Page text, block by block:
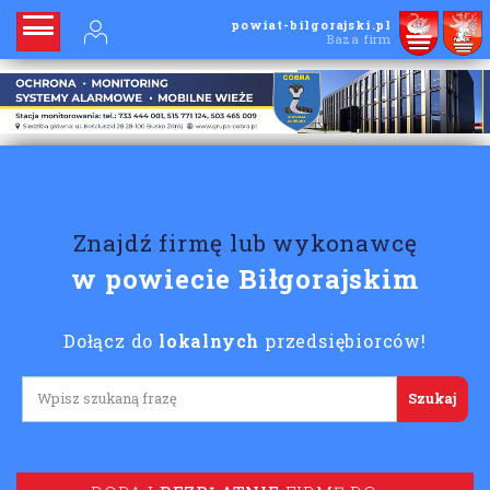
powiat-bilgorajski.pl
Baza firm
Znajdź firmę lub wykonawcę
w powiecie Biłgorajskim
Dołącz do lokalnych przedsiębiorców!
Lorem ipsum